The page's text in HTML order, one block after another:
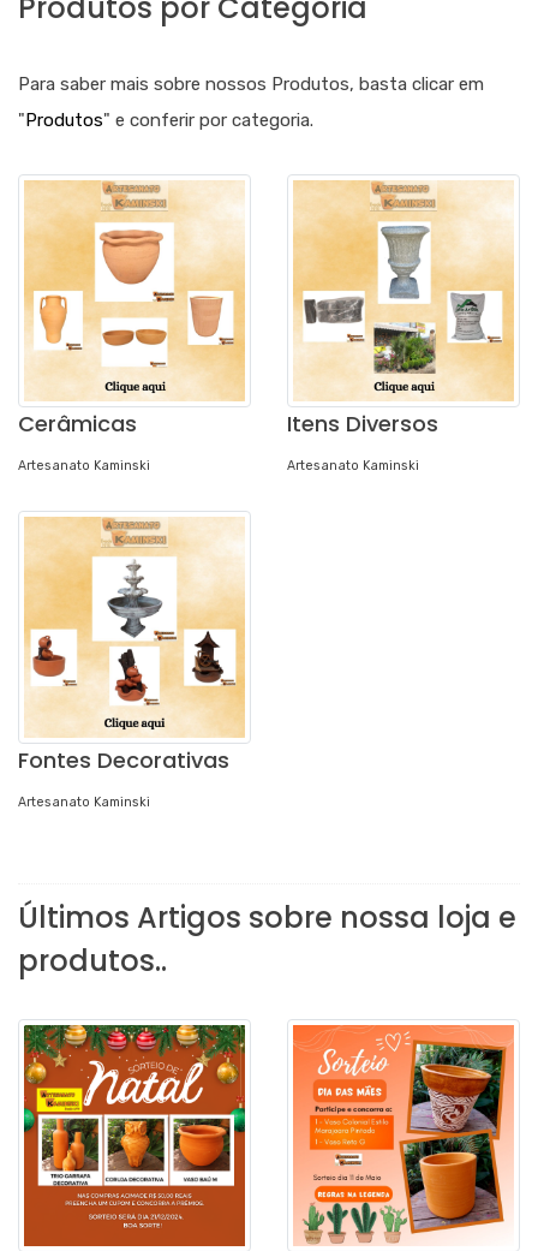
Para saber mais sobre nossos Produtos, basta clicar em
"Produtos" e conferir por categoria.
Cerâmicas
Artesanato Kaminski
Itens Diversos
Artesanato Kaminski
Fontes Decorativas
Artesanato Kaminski
Últimos Artigos sobre nossa loja e
produtos..